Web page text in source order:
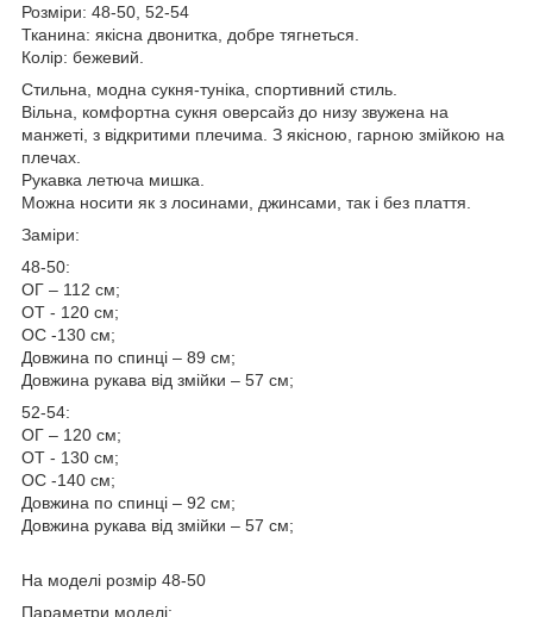
Розміри: 48-50, 52-54
Тканина: якісна двонитка, добре тягнеться.
Колір: бежевий.
Стильна, модна сукня-туніка, спортивний стиль.
Вільна, комфортна сукня оверсайз до низу звужена на
манжеті, з відкритими плечима. З якісною, гарною змійкою на
плечах.
Рукавка летюча мишка.
Можна носити як з лосинами, джинсами, так і без плаття.
Заміри:
48-50:
ОГ – 112 см;
ОТ - 120 см;
ОС -130 см;
Довжина по спинці – 89 см;
Довжина рукава від змійки – 57 см;
52-54:
ОГ – 120 см;
ОТ - 130 см;
ОС -140 см;
Довжина по спинці – 92 см;
Довжина рукава від змійки – 57 см;
На моделі розмір 48-50
Параметри моделі: